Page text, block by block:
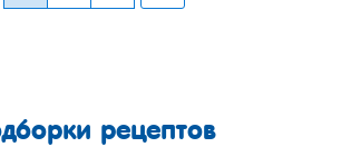
рецептов